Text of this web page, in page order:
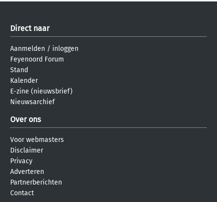
Direct naar
Aanmelden / inloggen
Feyenoord Forum
Stand
Kalender
E-zine (nieuwsbrief)
Nieuwsarchief
Over ons
Voor webmasters
Disclaimer
Privacy
Adverteren
Partnerberichten
Contact